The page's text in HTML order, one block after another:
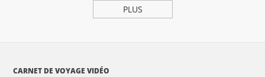
PLUS
CARNET DE VOYAGE VIDÉO